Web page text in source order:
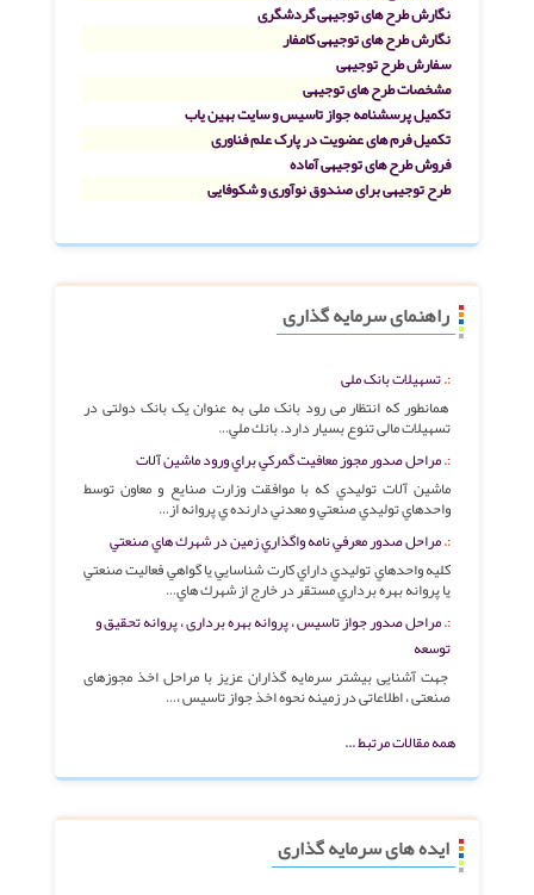
نگارش طرح های توجیهی گردشگری
نگارش طرح های توجیهی کامفار
سفارش طرح توجیهی
مشخصات طرح های توجیهی
تکمیل پرسشنامه جواز تاسیس و سایت بهین یاب
تکمیل فرم های عضویت در پارک علم فناوری
فروش طرح های توجیهی آماده
طرح توجیهی برای صندوق نوآوری و شکوفایی
راهنمای سرمایه گذاری
تسهیلات بانک ملی
همانطور که انتظار می رود بانک ملی به عنوان یک بانک دولتی در
تسهیلات مالی تنوع بسیار دارد. بانك ملي…
مراحل صدور مجوز معافيت گمركي براي ورود ماشين آلات
ماشين آلات توليدي كه با موافقت وزارت صنايع و معاون توسط
واحدهاي توليدي صنعتي و معدني دارنده ي پروانه از…
مراحل صدور معرفي نامه واگذاري زمين در شهرك هاي صنعتي
كليه واحدهاي توليدي داراي كارت شناسايي يا گواهي فعاليت صنعتي
يا پروانه بهره برداري مستقر در خارج از شهرك هاي…
مراحل صدور جواز تاسیس ، پروانه بهره برداری ، پروانه تحقیق و
توسعه
جهت آشنایی بیشتر سرمایه گذاران عزیز با مراحل اخذ مجوزهای
صنعتی ، اطلاعاتی در زمینه نحوه اخذ جواز تاسیس ،…
همه مقالات مرتبط ...
ایده های سرمایه گذاری